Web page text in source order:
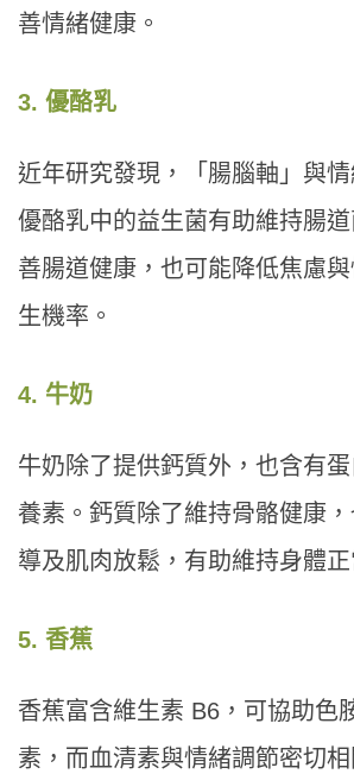
善情緒健康。
3. 優酪乳
近年研究發現，「腸腦軸」與情
優酪乳中的益生菌有助維持腸
善腸道健康，也可能降低焦慮
生機率。
4. 牛奶
牛奶除了提供鈣質外，也含有
養素。鈣質除了維持骨骼健康
導及肌肉放鬆，有助維持身體正
5. 香蕉
香蕉富含維生素 B6，可協助色
素，而血清素與情緒調節密切